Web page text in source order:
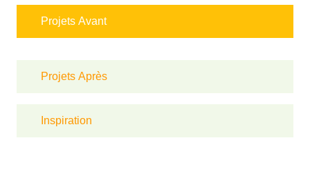
Projets Avant
Projets Après
Inspiration